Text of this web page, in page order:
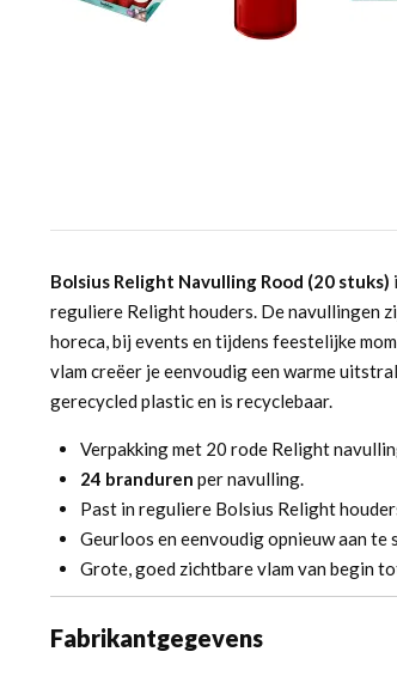
Bolsius Relight Navulling Rood (20 stuks)
reguliere Relight houders. De navullingen
horeca, bij events en tijdens feestelijke
vlam creëer je eenvoudig een warme
gerecycled plastic en is recyclebaar.
Verpakking met 20 rode Relight
24 branduren per navulling.
Past in reguliere Bolsius Relight
Geurloos en eenvoudig opnieuw aan te
Grote, goed zichtbare vlam van begin
Fabrikantgegevens